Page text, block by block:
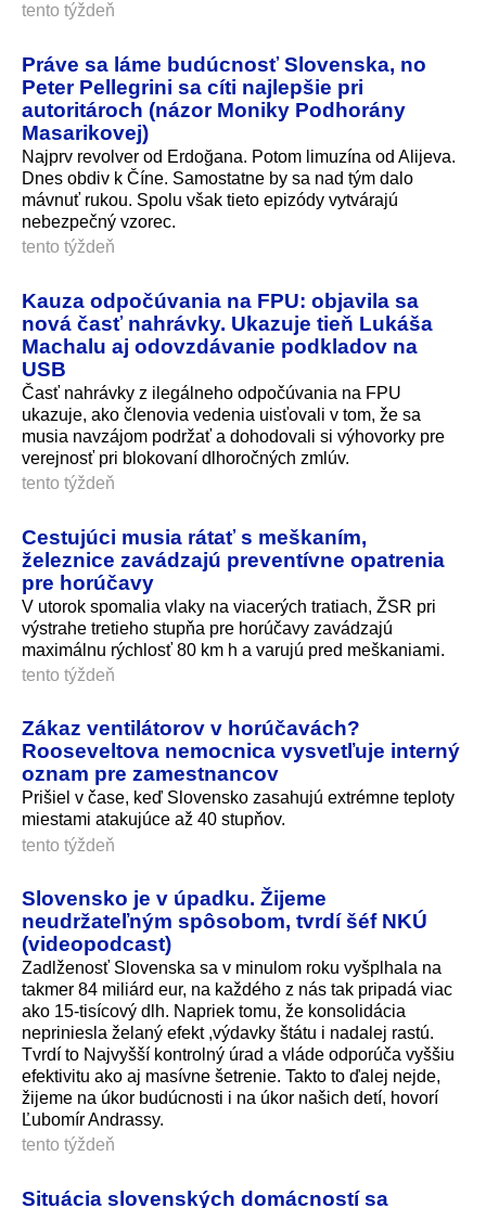
tento týždeň
Práve sa láme budúcnosť Slovenska, no
Peter Pellegrini sa cíti najlepšie pri
autoritároch (názor Moniky Podhorány
Masarikovej)
Najprv revolver od Erdoğana. Potom limuzína od Alijeva.
Dnes obdiv k Číne. Samostatne by sa nad tým dalo
mávnuť rukou. Spolu však tieto epizódy vytvárajú
nebezpečný vzorec.
tento týždeň
Kauza odpočúvania na FPU: objavila sa
nová časť nahrávky. Ukazuje tieň Lukáša
Machalu aj odovzdávanie podkladov na
USB
Časť nahrávky z ilegálneho odpočúvania na FPU
ukazuje, ako členovia vedenia uisťovali v tom, že sa
musia navzájom podržať a dohodovali si výhovorky pre
verejnosť pri blokovaní dlhoročných zmlúv.
tento týždeň
Cestujúci musia rátať s meškaním,
železnice zavádzajú preventívne opatrenia
pre horúčavy
V utorok spomalia vlaky na viacerých tratiach, ŽSR pri
výstrahe tretieho stupňa pre horúčavy zavádzajú
maximálnu rýchlosť 80 km h a varujú pred meškaniami.
tento týždeň
Zákaz ventilátorov v horúčavách?
Rooseveltova nemocnica vysvetľuje interný
oznam pre zamestnancov
Prišiel v čase, keď Slovensko zasahujú extrémne teploty
miestami atakujúce až 40 stupňov.
tento týždeň
Slovensko je v úpadku. Žijeme
neudržateľným spôsobom, tvrdí šéf NKÚ
(videopodcast)
Zadlženosť Slovenska sa v minulom roku vyšplhala na
takmer 84 miliárd eur, na každého z nás tak pripadá viac
ako 15-tisícový dlh. Napriek tomu, že konsolidácia
nepriniesla želaný efekt ,výdavky štátu i nadalej rastú.
Tvrdí to Najvyšší kontrolný úrad a vláde odporúča vyššiu
efektivitu ako aj masívne šetrenie. Takto to ďalej nejde,
žijeme na úkor budúcnosti i na úkor našich detí, hovorí
Ľubomír Andrassy.
tento týždeň
Situácia slovenských domácností sa